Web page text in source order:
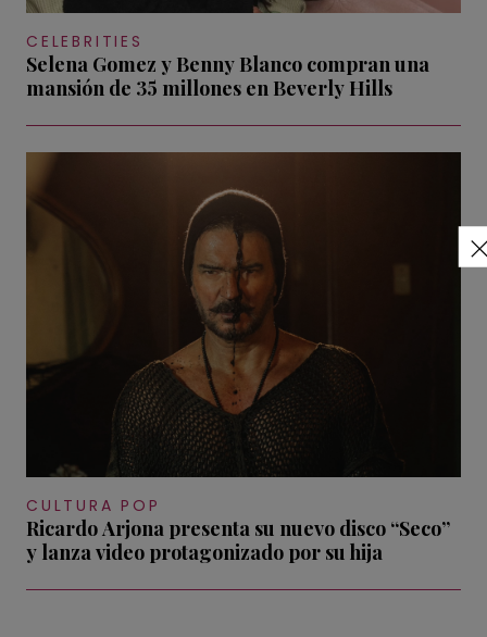
CELEBRITIES
Selena Gomez y Benny Blanco compran una
mansión de 35 millones en Beverly Hills
CULTURA POP
Ricardo Arjona presenta su nuevo disco “Seco”
y lanza video protagonizado por su hija